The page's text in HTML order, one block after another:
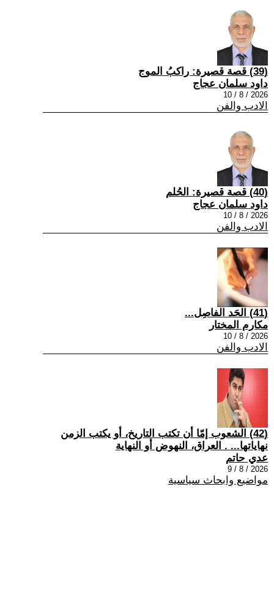
(39) قصة قصيرة: راكبُ الموج
داود سلمان عجاج
2026 / 8 / 10
الادب والفن
(40) قصة قصيرة: الحُلم
داود سلمان عجاج
2026 / 8 / 10
الادب والفن
(41) الحَد الفاصِل...
مكارم المختار
2026 / 8 / 10
الادب والفن
(42) الشعوب إمّا أن تكتب التاريخ، أو يكتب الزمن
نهاياتها... . العراق، النهوض أو النهاية
عدي حاتم
2026 / 8 / 9
مواضيع وابحاث سياسية